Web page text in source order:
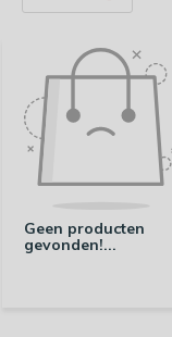
Geen producten
gevonden!...